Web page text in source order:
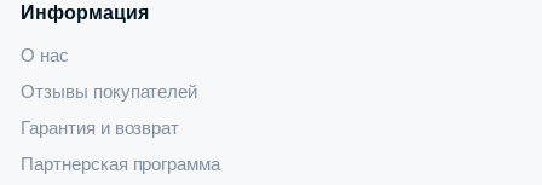
Информация
О нас
Отзывы покупателей
Гарантия и возврат
Партнерская программа